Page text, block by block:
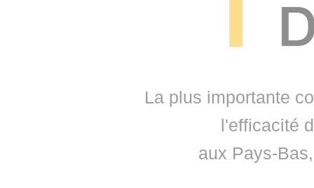
•
👉
La plus importante
l'efficacité
aux Pays-